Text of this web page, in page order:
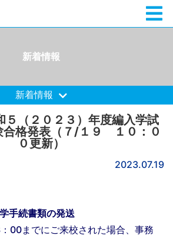
新着情報
新着情報
５（２０２３）年度編入学試
格発表（７/１９ １０：０
０更新）
2023.07.19
手続書類の発送
00までにご来校された場合、事務